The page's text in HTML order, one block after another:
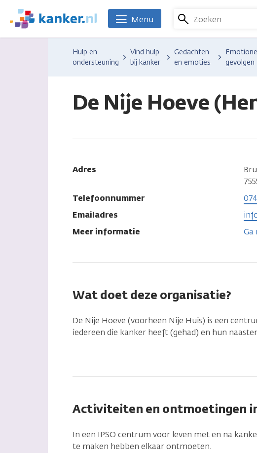
naar
We
zijn
Zoeken
Menu
Hulp en
ondersteuning
Vind hulp
bij kanker
Gedachten
en emoties
gevolgen
De Nije Hoeve
Adres
Telefoonnummer
Emailadres
Meer informatie
Ga
Wat doet deze organisatie?
De Nije Hoeve (voorheen Nije Huis) is een
iedereen die kanker heeft (gehad) en hun
Activiteiten en ontmoetingen
In een IPSO centrum voor leven met en na
te maken hebben elkaar ontmoeten.